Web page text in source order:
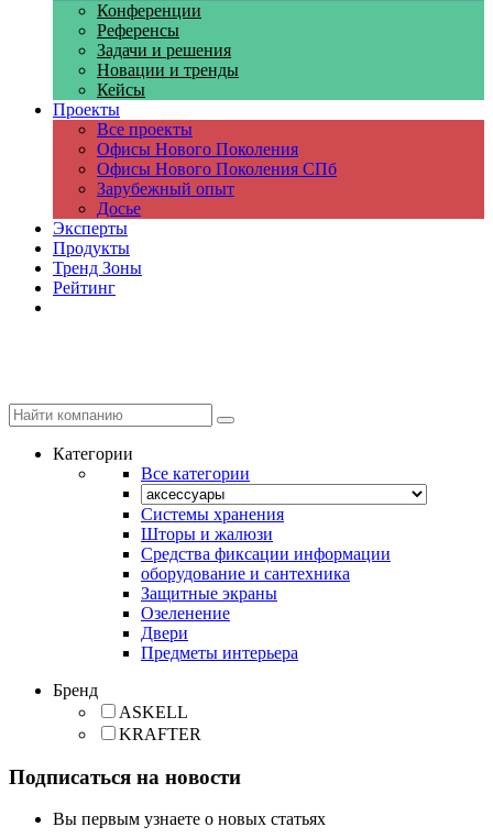
Конференции
Референсы
Задачи и решения
Новации и тренды
Кейсы
Проекты
Все проекты
Офисы Нового Поколения
Офисы Нового Поколения СПб
Зарубежный опыт
Досье
Эксперты
Продукты
Тренд Зоны
Рейтинг
Категории
Все категории
Cистемы хранения
Шторы и жалюзи
Средства фиксации информации
оборудование и сантехника
Защитные экраны
Озеленение
Двери
Предметы интерьера
Бренд
ASKELL
KRAFTER
Подписаться на новости
Вы первым узнаете о новых статьях